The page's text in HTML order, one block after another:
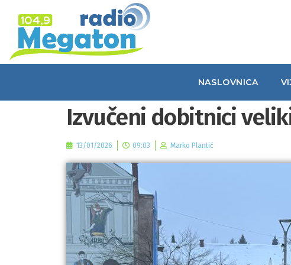
NASLOVNICA
Izvučeni dobitnici
13/01/2026 09:03 Marko Plantić